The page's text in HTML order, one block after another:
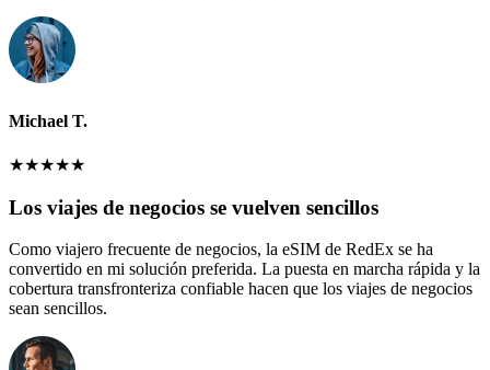
Michael T.
★★★★★
Los viajes de negocios se vuelven sencillos
Como viajero frecuente de negocios, la eSIM de RedEx se ha
convertido en mi solución preferida. La puesta en marcha rápida y la
cobertura transfronteriza confiable hacen que los viajes de negocios
sean sencillos.